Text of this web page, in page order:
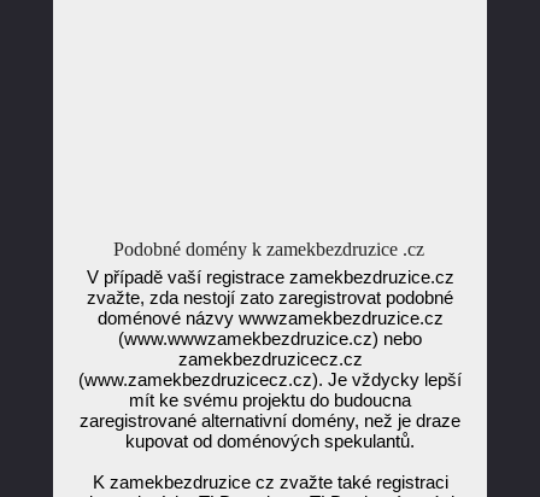
Podobné domény k zamekbezdruzice .cz
V případě vaší registrace zamekbezdruzice.cz
zvažte, zda nestojí zato zaregistrovat podobné
doménové názvy wwwzamekbezdruzice.cz
(www.wwwzamekbezdruzice.cz) nebo
zamekbezdruzicecz.cz
(www.zamekbezdruzicecz.cz). Je vždycky lepší
mít ke svému projektu do budoucna
zaregistrované alternativní domény, než je draze
kupovat od doménových spekulantů.
K zamekbezdruzice cz zvažte také registraci